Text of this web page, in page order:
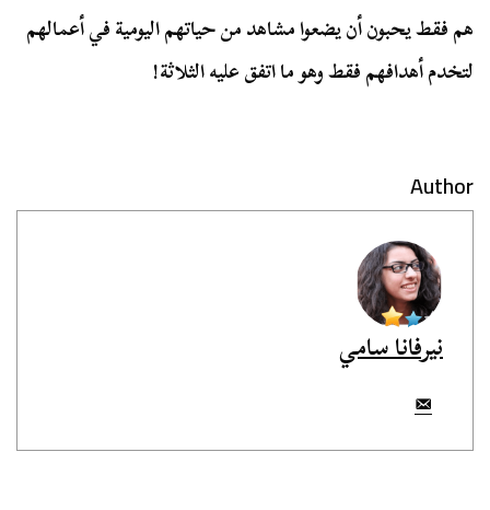
هم فقط يحبون أن يضعوا مشاهد من حياتهم اليومية في أعمالهم
لتخدم أهدافهم فقط وهو ما اتفق عليه الثلاثة!
Author
نيرفانا سامي